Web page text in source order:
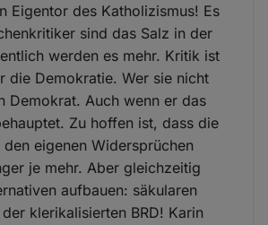
Eigentor des Katholizismus! Es
sind das Salz in der
werden es mehr. Kritik ist
die Demokratie. Wer sie nicht
Demokrat. Auch wenn er das
Zu hoffen ist, dass die
eigenen Widersprüchen
je mehr. Aber gleichzeitig
aufbauen: säkularen
klerikalisierten BRD! Karin